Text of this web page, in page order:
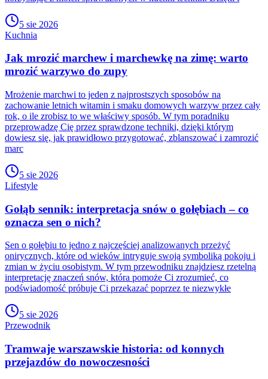
5 sie 2026
Kuchnia
Jak mrozić marchew i marchewkę na zimę: warto
mrozić warzywo do zupy
Mrożenie marchwi to jeden z najprostszych sposobów na
zachowanie letnich witamin i smaku domowych warzyw przez cały
rok, o ile zrobisz to we właściwy sposób. W tym poradniku
przeprowadzę Cię przez sprawdzone techniki, dzięki którym
dowiesz się, jak prawidłowo przygotować, zblanszować i zamrozić
marc
5 sie 2026
Lifestyle
Gołąb sennik: interpretacja snów o gołębiach – co
oznacza sen o nich?
Sen o gołębiu to jedno z najczęściej analizowanych przeżyć
onirycznych, które od wieków intryguje swoją symboliką pokoju i
zmian w życiu osobistym. W tym przewodniku znajdziesz rzetelną
interpretację znaczeń snów, która pomoże Ci zrozumieć, co
podświadomość próbuje Ci przekazać poprzez te niezwykłe
5 sie 2026
Przewodnik
Tramwaje warszawskie historia: od konnych
przejazdów do nowoczesności